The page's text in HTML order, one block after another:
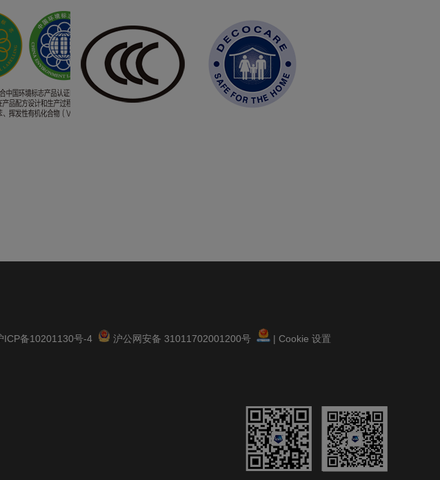
ICP备10201130号-4 沪公网安备 31011702001200号 | Cookie 设置